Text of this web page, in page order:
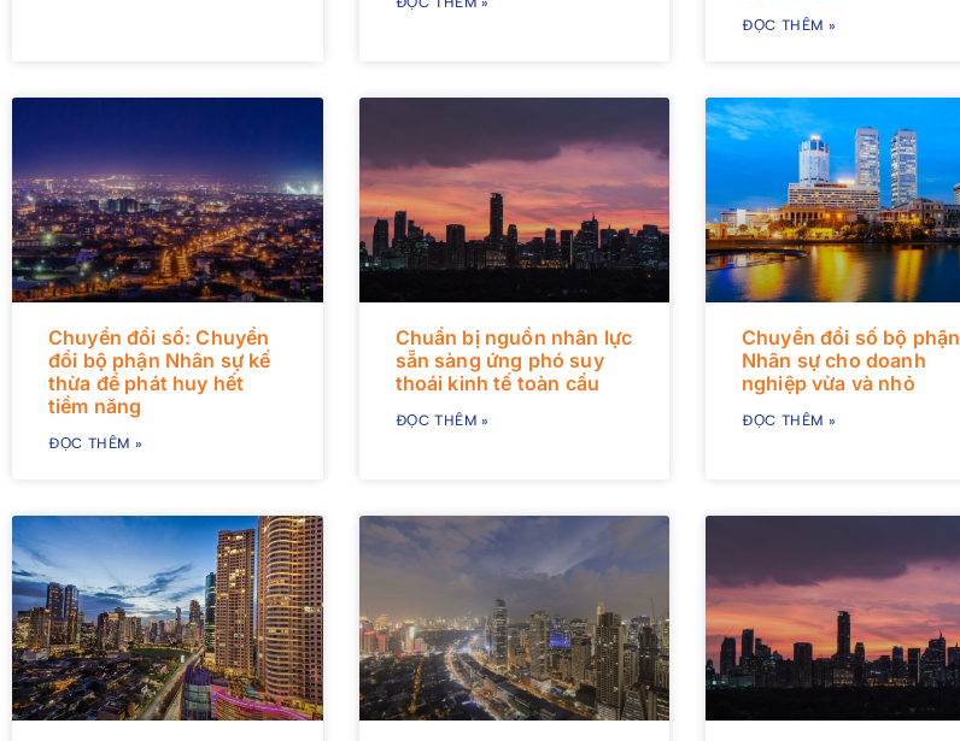
ĐỌC THÊM »
Chuyển đổi số: Chuyển
đổi bộ phận Nhân sự kế
thừa để phát huy hết
tiềm năng
ĐỌC THÊM »
Chuẩn bị nguồn nhân lực
sẵn sàng ứng phó suy
thoái kinh tế toàn cầu
ĐỌC THÊM »
Chuyển đổi số bộ phận
Nhân sự cho doanh
nghiệp vừa và nhỏ
ĐỌC THÊM »